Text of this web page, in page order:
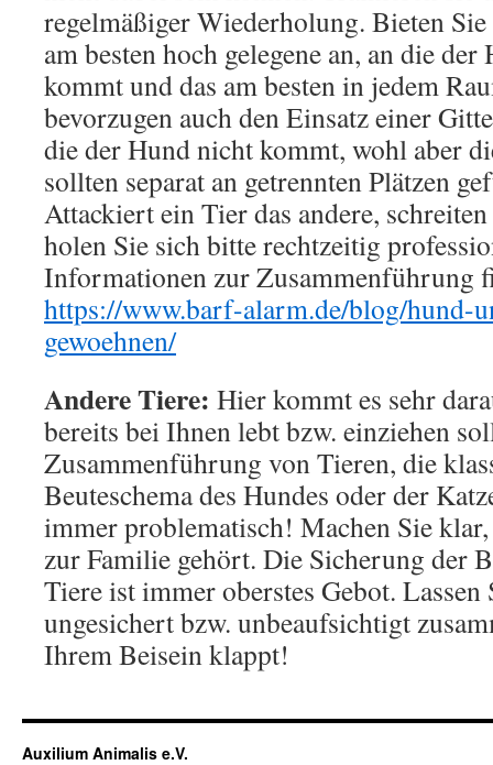
regelmäßiger Wiederholung. Bieten
am besten hoch gelegene an, an die
kommt und das am besten in jedem
bevorzugen auch den Einsatz einer
die der Hund nicht kommt, wohl aber
sollten separat an getrennten Plätzen
Attackiert ein Tier das andere,
holen Sie sich bitte rechtzeitig
Informationen zur Zusammenführung
https://www.barf-alarm.de/blog/hund-
gewoehnen/
Andere Tiere: Hier kommt es sehr
bereits bei Ihnen lebt bzw. einziehen
Zusammenführung von Tieren, die
Beuteschema des Hundes oder der
immer problematisch! Machen Sie klar,
zur Familie gehört. Die Sicherung der
Tiere ist immer oberstes Gebot.
ungesichert bzw. unbeaufsichtigt
Ihrem Beisein klappt!
Auxilium Animalis e.V.